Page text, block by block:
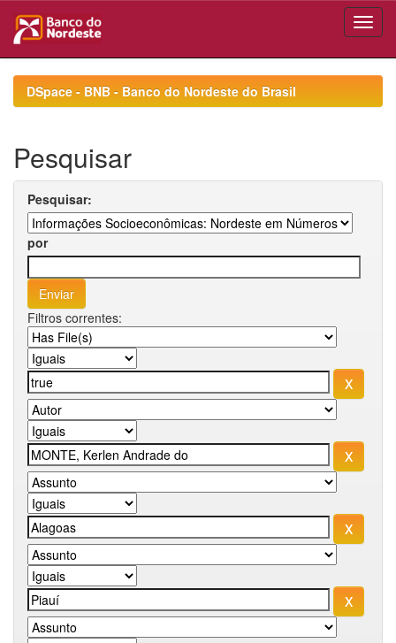
navigationDSpace - BNB - Banco do Nordeste do Brasil
Pesquisar
Pesquisar:
por
Filtros correntes: